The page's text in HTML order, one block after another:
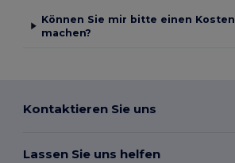
Können Sie mir bitte einen
machen?
Kontaktieren Sie uns
Lassen Sie uns helfen